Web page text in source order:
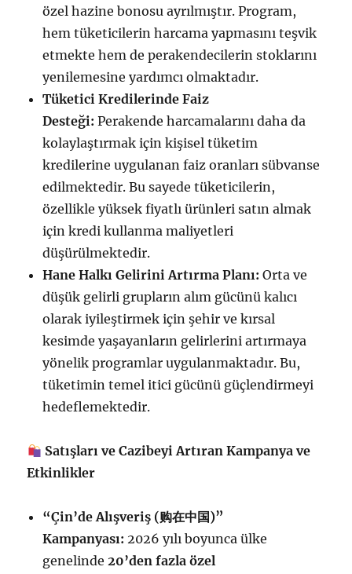
özel hazine bonosu ayrılmıştır. Program,
hem tüketicilerin harcama yapmasını teşvik
etmekte hem de perakendecilerin stoklarını
yenilemesine yardımcı olmaktadır.
Tüketici Kredilerinde Faiz
Desteği: Perakende harcamalarını daha da
kolaylaştırmak için kişisel tüketim
kredilerine uygulanan faiz oranları sübvanse
edilmektedir. Bu sayede tüketicilerin,
özellikle yüksek fiyatlı ürünleri satın almak
için kredi kullanma maliyetleri
düşürülmektedir.
Hane Halkı Gelirini Artırma Planı: Orta ve
düşük gelirli grupların alım gücünü kalıcı
olarak iyileştirmek için şehir ve kırsal
kesimde yaşayanların gelirlerini artırmaya
yönelik programlar uygulanmaktadır. Bu,
tüketimin temel itici gücünü güçlendirmeyi
hedeflemektedir.
Satışları ve Cazibeyi Artıran Kampanya ve
Etkinlikler
“Çin’de Alışveriş (购在中国)”
Kampanyası: 2026 yılı boyunca ülke
genelinde20’den fazla özel